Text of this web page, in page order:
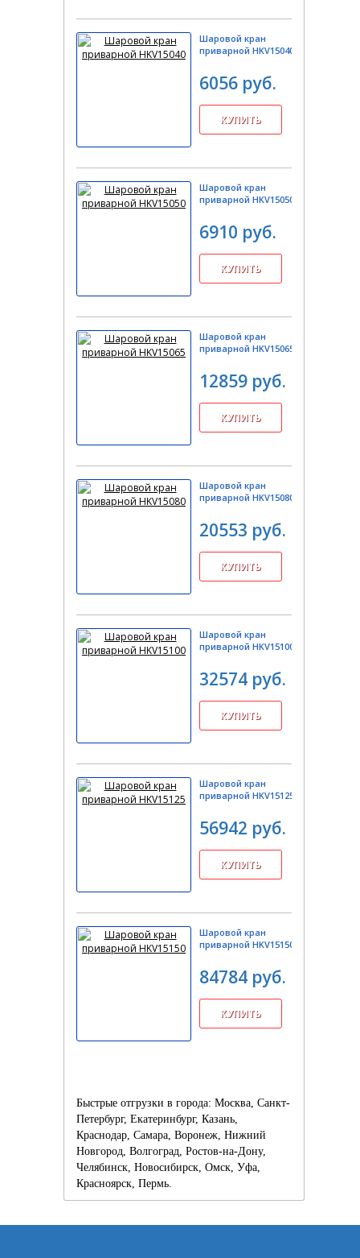
Шаровой кран
приварной HKV15040
6056 руб.
Шаровой кран
приварной HKV15050
6910 руб.
Шаровой кран
приварной HKV15065
12859 руб.
Шаровой кран
приварной HKV15080
20553 руб.
Шаровой кран
приварной HKV15100
32574 руб.
Шаровой кран
приварной HKV15125
56942 руб.
Шаровой кран
приварной HKV15150
84784 руб.
Быстрые отгрузки в города: Москва, Санкт-
Петербург, Екатеринбург, Казань,
Краснодар, Самара, Воронеж, Нижний
Новгород, Волгоград, Ростов-на-Дону,
Челябинск, Новосибирск, Омск, Уфа,
Красноярск, Пермь.